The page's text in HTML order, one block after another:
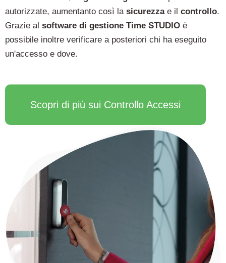
autorizzate, aumentanto così la sicurezzae il controllo.
Grazie al software di gestione Time STUDIO è
possibile inoltre verificare a posteriori chi ha eseguito
un'accesso e dove.
Scopri di più sui Controllo Accessi